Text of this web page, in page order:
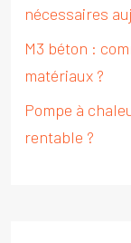
nécessaires
M3 béton :
matériaux ?
Pompe à
rentable ?